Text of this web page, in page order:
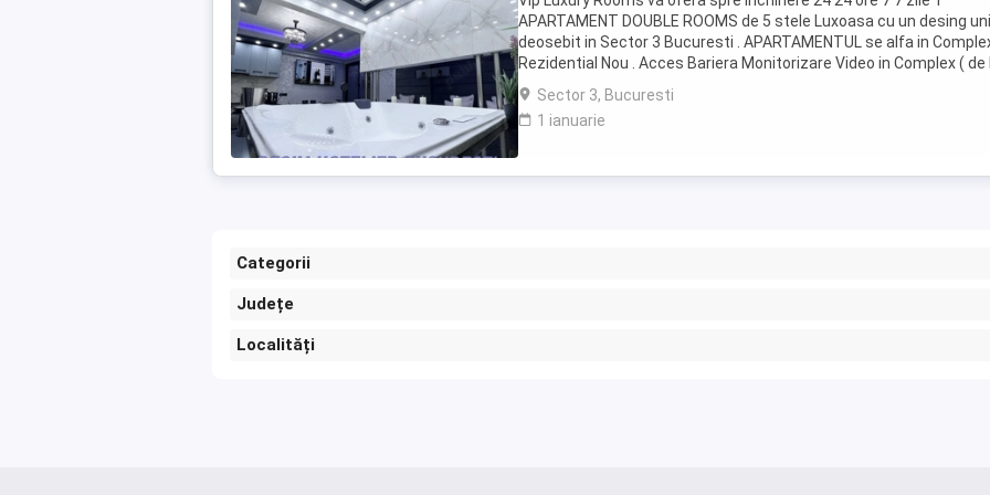
APARTAMENT DOUBLE ROOMS de 5 stele Luxoasa cu un desing
deosebit in Sector 3 Bucuresti . APARTAMENTUL se alfa in
Rezidential Nou . Acces Bariera Monitorizare Video in Complex ( de
Politia Locala Sector 3 ) Loc de parcare ...
Sector 3, Bucuresti
1 ianuarie
Categorii
Județe
Localități